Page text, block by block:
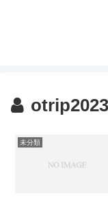
otrip2023
未分類